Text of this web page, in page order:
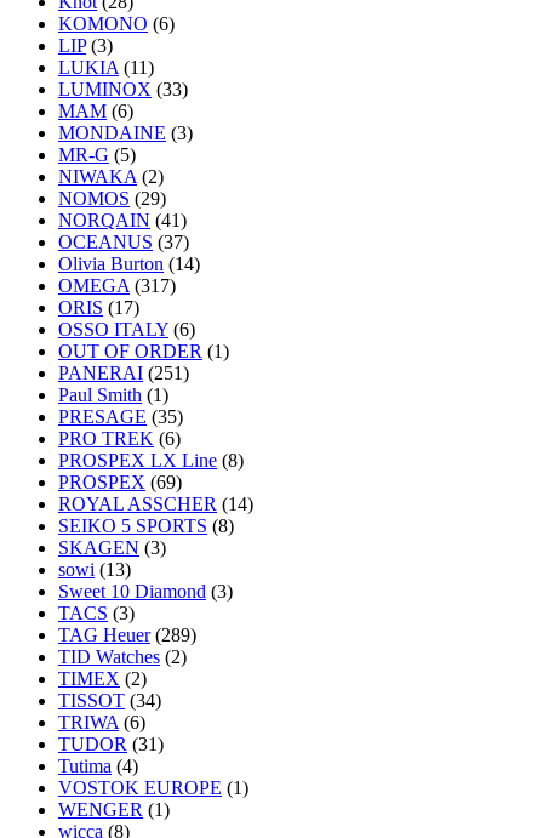
KOMONO (6)
LIP(3)
LUKIA (11)
LUMINOX (33)
MAM (6)
MONDAINE (3)
MR-G (5)
NIWAKA (2)
NOMOS (29)
NORQAIN (41)
OCEANUS (37)
Olivia Burton (14)
OMEGA (317)
ORIS (17)
OSSO ITALY (6)
OUT OF ORDER (1)
PANERAI (251)
Paul Smith (1)
PRESAGE (35)
PRO TREK (6)
PROSPEX LX Line (8)
PROSPEX (69)
ROYAL ASSCHER (14)
SEIKO 5 SPORTS (8)
SKAGEN (3)
sowi (13)
Sweet 10 Diamond (3)
TACS (3)
TAG Heuer(289)
TID Watches (2)
TIMEX (2)
TISSOT (34)
TRIWA (6)
TUDOR (31)
Tutima (4)
VOSTOK EUROPE (1)
WENGER (1)
wicca (8)